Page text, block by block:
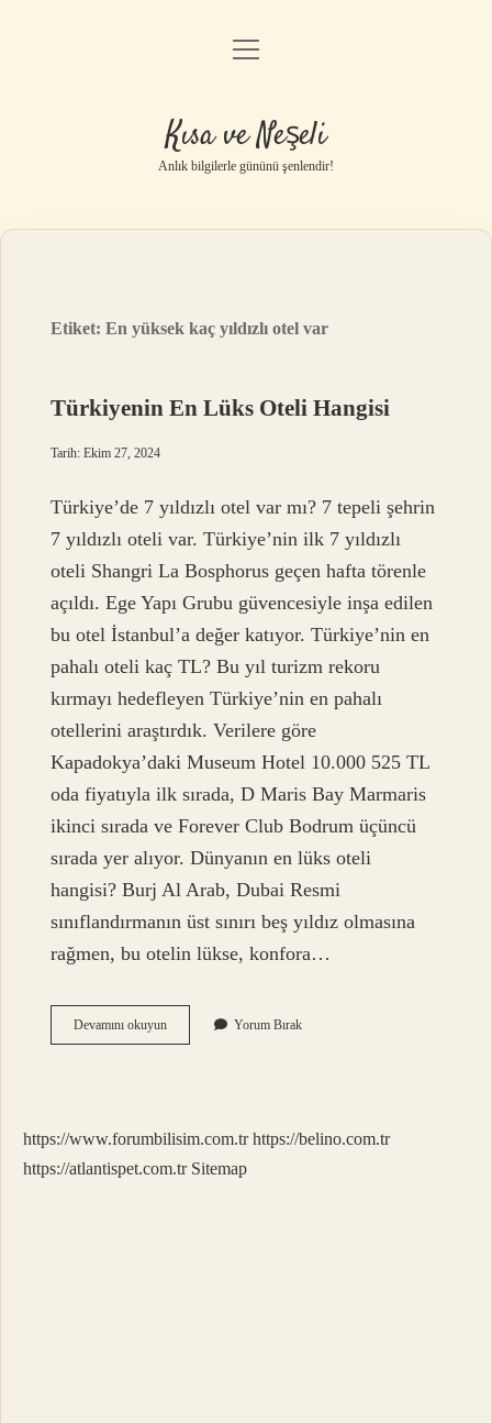
Anasayfa
Yasal Uyarı
menüyü
Kısa ve Neşeli
Anlık bilgilerle gününü şenlendir!
Etiket:En yüksek kaç yıldızlı otel var
Türkiyenin En Lüks Oteli Hangisi
Tarih: Ekim 27, 2024
Türkiye’de 7 yıldızlı otel var mı? 7 tepeli şehrin
7 yıldızlı oteli var. Türkiye’nin ilk 7 yıldızlı
oteli Shangri La Bosphorus geçen hafta törenle
açıldı. Ege Yapı Grubu güvencesiyle inşa edilen
bu otel İstanbul’a değer katıyor. Türkiye’nin en
pahalı oteli kaç TL? Bu yıl turizm rekoru
kırmayı hedefleyen Türkiye’nin en pahalı
otellerini araştırdık. Verilere göre
Kapadokya’daki Museum Hotel 10.000 525 TL
oda fiyatıyla ilk sırada, D Maris Bay Marmaris
ikinci sırada ve Forever Club Bodrum üçüncü
sırada yer alıyor. Dünyanın en lüks oteli
hangisi? Burj Al Arab, Dubai Resmi
sınıflandırmanın üst sınırı beş yıldız olmasına
rağmen, bu otelin lükse, konfora…
Devamını okuyunTürkiyenin
En
Yorum Bırak
https://www.forumbilisim.com.tr https://belino.com.tr
https://atlantispet.com.tr Sitemap